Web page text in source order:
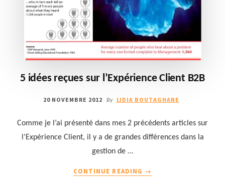
5 idées reçues sur l’Expérience Client B2B
20 NOVEMBRE 2012 By LIDIA BOUTAGHANE
Comme je l’ai présenté dans mes 2 précédents articles sur
l’Expérience Client, il y a de grandes différences dans la
gestion de …
CONTINUE READING →